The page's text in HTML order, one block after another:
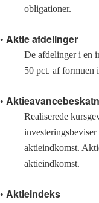
obligationer.
• Aktie afdelinger
De afdelinger i en
50 pct. af formuen
•
Realiserede
aktieindkomst.
aktieindkomst.
• Aktieindeks